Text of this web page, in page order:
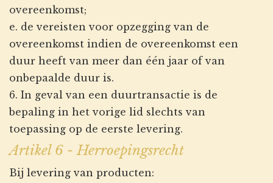
overeenkomst;
e. de vereisten voor opzegging van de
overeenkomst indien de overeenkomst een
duur heeft van meer dan één jaar of van
onbepaalde duur is.
6. In geval van een duurtransactie is de
bepaling in het vorige lid slechts van
toepassing op de eerste levering.
Artikel 6 - Herroepingsrecht
Bij levering van producten: